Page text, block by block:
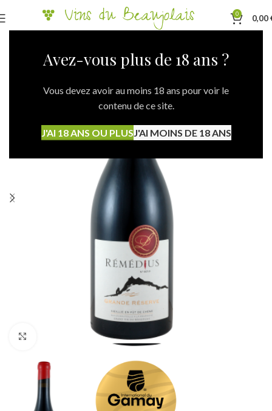
Avez-vous plus de 18 ans ?
Vous devez avoir au moins 18 ans pour voir le
contenu de ce site.
J'AI 18 ANS OU PLUSJ'AI MOINS DE 18 ANS
0 0,00
Click to enlarge